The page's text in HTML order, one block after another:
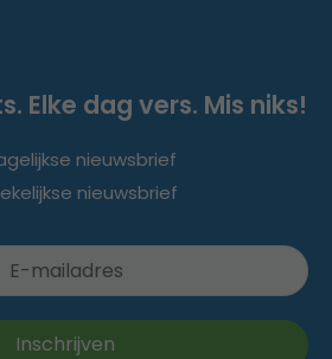
Elke dag vers. Mis niks!
nieuwsbrief
nieuwsbrief